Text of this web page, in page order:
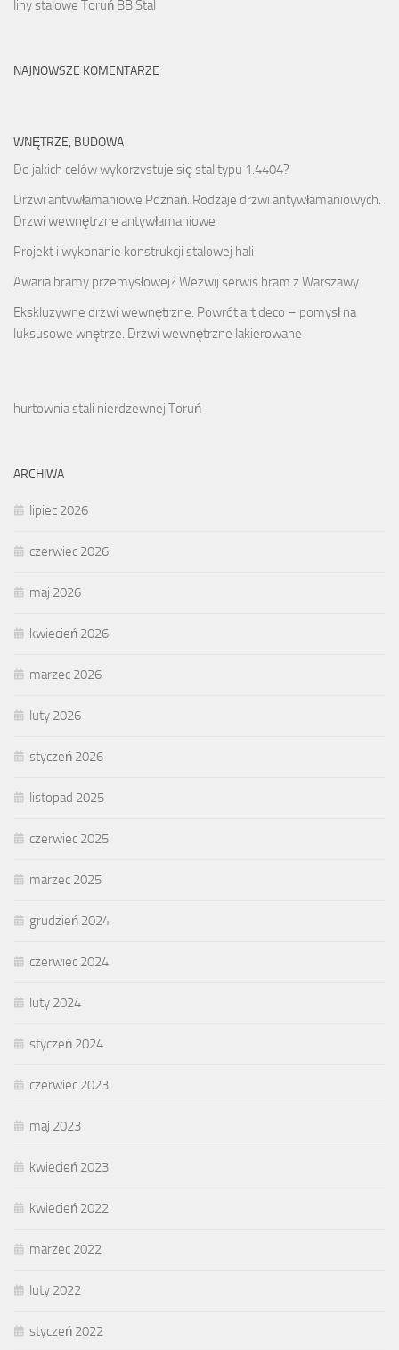
liny stalowe Toruń BB Stal
NAJNOWSZE KOMENTARZE
WNĘTRZE, BUDOWA
Do jakich celów wykorzystuje się stal typu 1.4404?
Drzwi antywłamaniowe Poznań. Rodzaje drzwi antywłamaniowych.
Drzwi wewnętrzne antywłamaniowe
Projekt i wykonanie konstrukcji stalowej hali
Awaria bramy przemysłowej? Wezwij serwis bram z Warszawy
Ekskluzywne drzwi wewnętrzne. Powrót art deco – pomysł na
luksusowe wnętrze. Drzwi wewnętrzne lakierowane
hurtownia stali nierdzewnej Toruń
ARCHIWA
lipiec 2026
czerwiec 2026
maj 2026
kwiecień 2026
marzec 2026
luty 2026
styczeń 2026
listopad 2025
czerwiec 2025
marzec 2025
grudzień 2024
czerwiec 2024
luty 2024
styczeń 2024
czerwiec 2023
maj 2023
kwiecień 2023
kwiecień 2022
marzec 2022
luty 2022
styczeń 2022